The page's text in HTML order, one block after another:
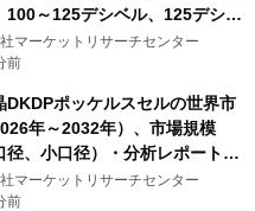
100～125デシベル、125デシベ
）・分析レポートを発表
マーケットリサーチセンター
前
DKDPポッケルスセルの世界市
年～2032年）、市場規模
径、小口径）・分析レポートを
マーケットリサーチセンター
前